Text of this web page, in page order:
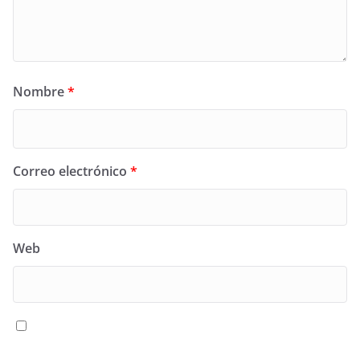
Nombre*
Correo electrónico *
Web